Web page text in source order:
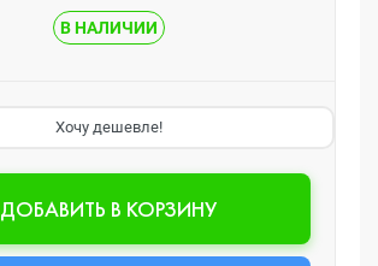
В НАЛИЧИИ
Хочу дешевле!
ДОБАВИТЬ В КОРЗИНУ